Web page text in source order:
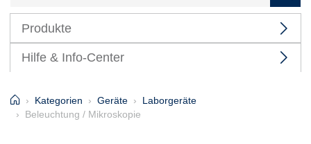
Produkte
Hilfe & Info-Center
HomeKategorien Geräte
Laborgeräte
Beleuchtung / Mikroskopie